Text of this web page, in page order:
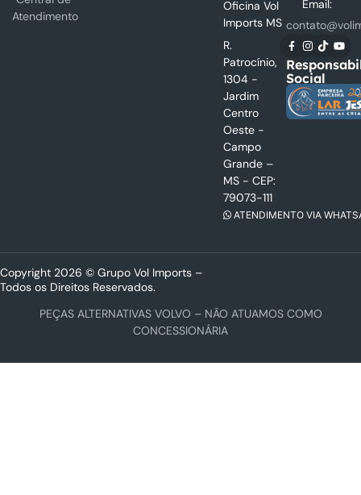
Atendimento
Oficina Vol
Imports MS
R.
Patrocínio,
1304 -
Jardim
Centro
Oeste -
Campo
Grande –
MS - CEP:
79073-111
ATENDIMENTO VIA
Email:
Social
Copyright 2026 © Grupo Vol Imports –
Todos os Direitos Reservados.
PEÇAS ALTERNATIVAS VOLVO – NÃO ATUAMOS COMO
CONCESSIONÁRIA